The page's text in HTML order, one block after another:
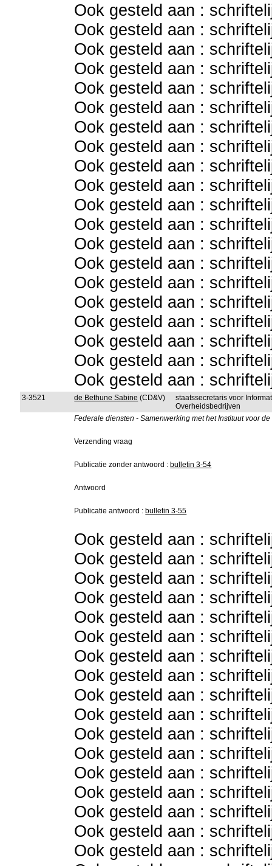
Ook gesteld aan :
Ook gesteld aan :
Ook gesteld aan :
Ook gesteld aan :
Ook gesteld aan :
Ook gesteld aan :
Ook gesteld aan :
Ook gesteld aan :
Ook gesteld aan :
Ook gesteld aan :
Ook gesteld aan :
Ook gesteld aan :
Ook gesteld aan :
Ook gesteld aan :
Ook gesteld aan :
Ook gesteld aan :
Ook gesteld aan :
Ook gesteld aan :
Ook gesteld aan :
Ook gesteld aan :
3-3521 de Bethune Sabine (CD&V)
staatssecretaris voor
Overheidsbedrijven
Federale diensten - Samenwerking met het Instituut voor
Verzending vraag
Publicatie zonder antwoord : bulletin 3-54
Antwoord
Publicatie antwoord : bulletin 3-55
Ook gesteld aan :
Ook gesteld aan :
Ook gesteld aan :
Ook gesteld aan :
Ook gesteld aan :
Ook gesteld aan :
Ook gesteld aan :
Ook gesteld aan :
Ook gesteld aan :
Ook gesteld aan :
Ook gesteld aan :
Ook gesteld aan :
Ook gesteld aan :
Ook gesteld aan :
Ook gesteld aan :
Ook gesteld aan :
Ook gesteld aan :